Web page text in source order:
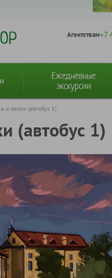
Агентствам+7
Ежедневные
экскурсии
и замки (автобус 1)
(автобус 1)